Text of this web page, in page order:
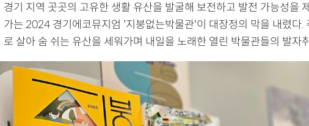
경기 지역 곳곳의 고유한 생활 유산을 발굴해 보전하고 발전 가능성을
가는 2024 경기에코뮤지엄 '지붕없는박물관'이 대장정의 막을 내렸다.
로 살아 숨 쉬는 유산을 세워가며 내일을 노래한 열린 박물관들의 발자